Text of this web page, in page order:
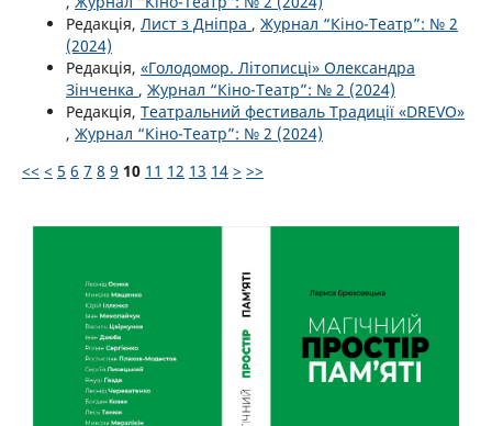
Редакція, Лист з Дніпра , Журнал “Кіно-Театр”: № 2
(2024)
Редакція, «Голодомор. Літописці» Олександра
Зінченка , Журнал “Кіно-Театр”: № 2 (2024)
Редакція, Театральний фестиваль Традиції «DREVO»
, Журнал “Кіно-Театр”: № 2 (2024)
<< < 5 6 7 8 9 10 11 12 13 14 > >>